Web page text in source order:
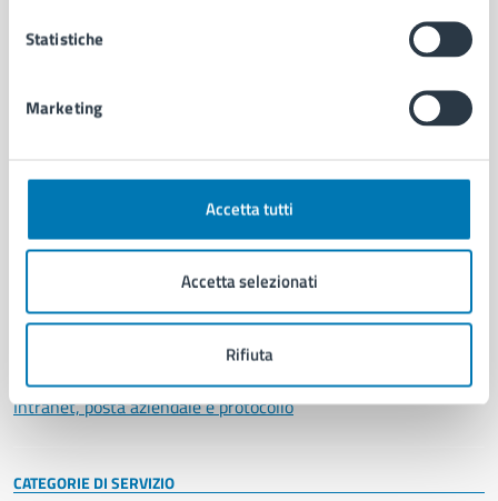
Statistiche
Marketing
Accetta tutti
Accetta selezionati
Rifiuta
Municipalità
Politici
Documenti e dati
Intranet, posta aziendale e protocollo
CATEGORIE DI SERVIZIO